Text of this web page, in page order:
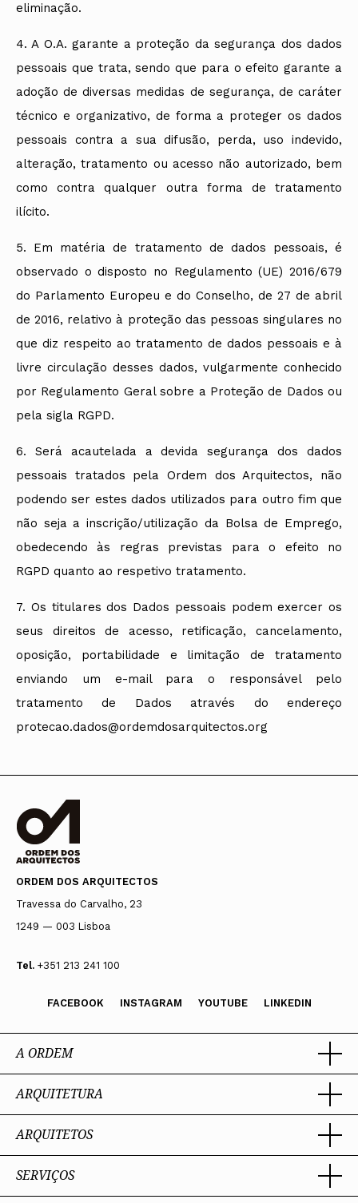
eliminação.
4. A O.A. garante a proteção da segurança dos dados
pessoais que trata, sendo que para o efeito garante a
adoção de diversas medidas de segurança, de caráter
técnico e organizativo, de forma a proteger os dados
pessoais contra a sua difusão, perda, uso indevido,
alteração, tratamento ou acesso não autorizado, bem
como contra qualquer outra forma de tratamento
ilícito.
5. Em matéria de tratamento de dados pessoais, é
observado o disposto no Regulamento (UE) 2016/679
do Parlamento Europeu e do Conselho, de 27 de abril
de 2016, relativo à proteção das pessoas singulares no
que diz respeito ao tratamento de dados pessoais e à
livre circulação desses dados, vulgarmente conhecido
por Regulamento Geral sobre a Proteção de Dados ou
pela sigla RGPD.
6. Será acautelada a devida segurança dos dados
pessoais tratados pela Ordem dos Arquitectos, não
podendo ser estes dados utilizados para outro fim que
não seja a inscrição/utilização da Bolsa de Emprego,
obedecendo às regras previstas para o efeito no
RGPD quanto ao respetivo tratamento.
7. Os titulares dos Dados pessoais podem exercer os
seus direitos de acesso, retificação, cancelamento,
oposição, portabilidade e limitação de tratamento
enviando um e-mail para o responsável pelo
tratamento de Dados através do endereço
protecao.dados@ordemdosarquitectos.org
ORDEM DOS ARQUITECTOS
Travessa do Carvalho, 23
1249 — 003 Lisboa
Tel. +351 213 241 100
FACEBOOK INSTAGRAM YOUTUBE LINKEDIN
A ORDEM
Ordem dos Arquitectos
Sobre a OA
Legado
Estatuto e Regulamentos
Comissões Técnicas
ARQUITETURA
Trabalhar com Arquiteto
Porquê um Arquiteto
Boas práticas
ARQUITETOS
Sobre a profissão
Competências Profissionais
SERVIÇOS